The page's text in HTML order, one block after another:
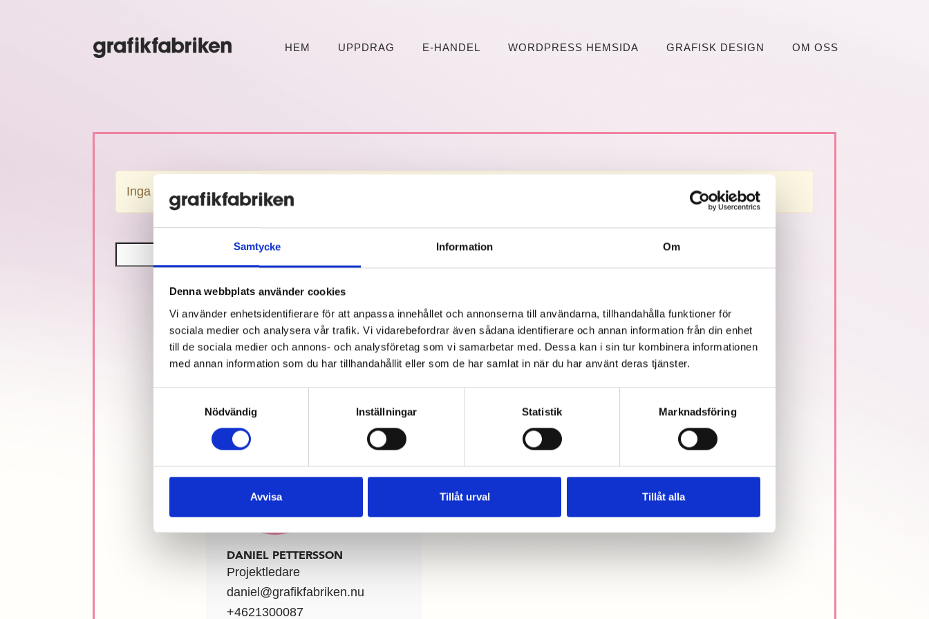
Samtycke Information Om
Denna webbplats använder cookies
Vi använder enhetsidentifierare för att anpassa innehållet och annonserna till användarna, tillhandahålla funktioner för
sociala medier och analysera vår trafik. Vi vidarebefordrar även sådana identifierare och annan information från din enhet
till de sociala medier och annons- och analysföretag som vi samarbetar med. Dessa kan i sin tur kombinera informationen
med annan information som du har tillhandahållit eller som de har samlat in när du har använt deras tjänster.
Nödvändig
Inställningar Statistik Marknadsföring
Avvisa Tillåt urval Tillåt alla
HEM UPPDRAG E-HANDEL WORDPRESS HEMSIDA GRAFISK DESIGN OM OSS
Inga resultat hittades.
efter:
PRATA MED DANIEL
BOKA IN 30 MINUTER NÄR DET
DANIEL PETTERSSON
Projektledare
daniel@grafikfabriken.nu
+4621300087